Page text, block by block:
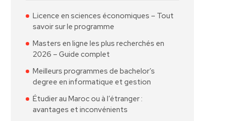
Licence en sciences économiques – Tout
savoir sur le programme
Masters en ligne les plus recherchés en
2026 – Guide complet
Meilleurs programmes de bachelor’s
degree en informatique et gestion
Étudier au Maroc ou à l’étranger :
avantages et inconvénients